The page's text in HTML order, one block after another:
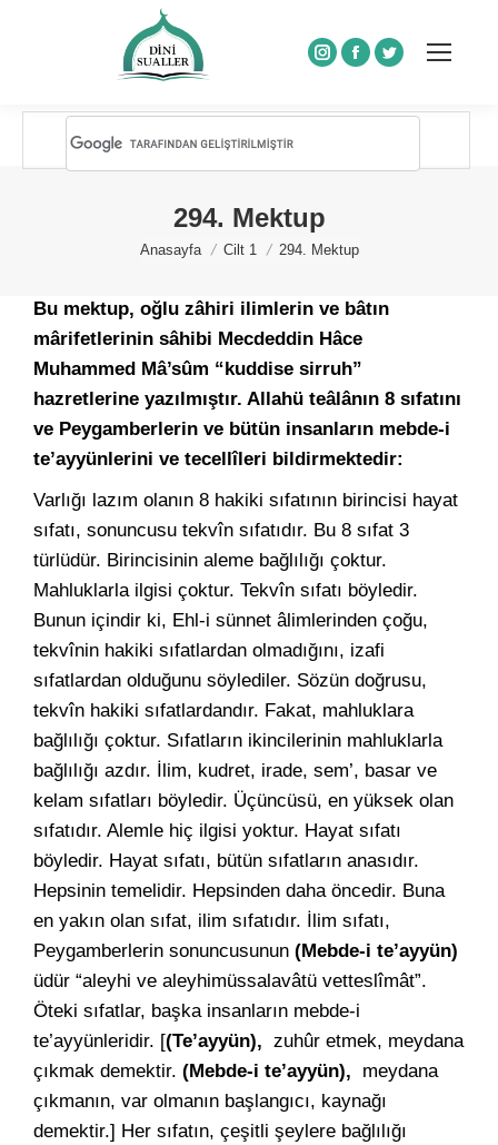
Instagram
Facebook
Twitter
294. Mektup
You are here:
Anasayfa Cilt 1 294. Mektup
Bu mektup, oğlu zâhiri ilimlerin ve bâtın
mârifetlerinin sâhibi Mecdeddin Hâce
Muhammed Mâ’sûm “kuddise sirruh”
hazretlerine yazılmıştır. Allahü teâlânın 8 sıfatını
ve Peygamberlerin ve bütün insanların mebde-i
te’ayyünlerini ve tecellîleri bildirmektedir:
Varlığı lazım olanın 8 hakiki sıfatının birincisi hayat
sıfatı, sonuncusu tekvîn sıfatıdır. Bu 8 sıfat 3
türlüdür. Birincisinin aleme bağlılığı çoktur.
Mahluklarla ilgisi çoktur. Tekvîn sıfatı böyledir.
Bunun içindir ki, Ehl-i sünnet âlimlerinden çoğu,
tekvînin hakiki sıfatlardan olmadığını, izafi
sıfatlardan olduğunu söylediler. Sözün doğrusu,
tekvîn hakiki sıfatlardandır. Fakat, mahluklara
bağlılığı çoktur. Sıfatların ikincilerinin mahluklarla
bağlılığı azdır. İlim, kudret, irade, sem’, basar ve
kelam sıfatları böyledir. Üçüncüsü, en yüksek olan
sıfatıdır. Alemle hiç ilgisi yoktur. Hayat sıfatı
böyledir. Hayat sıfatı, bütün sıfatların anasıdır.
Hepsinin temelidir. Hepsinden daha öncedir. Buna
en yakın olan sıfat, ilim sıfatıdır. İlim sıfatı,
Peygamberlerin sonuncusunun (Mebde-i te’ayyün)
üdür “aleyhi ve aleyhimüssalavâtü vetteslîmât”.
Öteki sıfatlar, başka insanların mebde-i
te’ayyünleridir. [(Te’ayyün), zuhûr etmek, meydana
çıkmak demektir. (Mebde-i te’ayyün), meydana
çıkmanın, var olmanın başlangıcı, kaynağı
demektir.] Her sıfatın, çeşitli şeylere bağlılığı